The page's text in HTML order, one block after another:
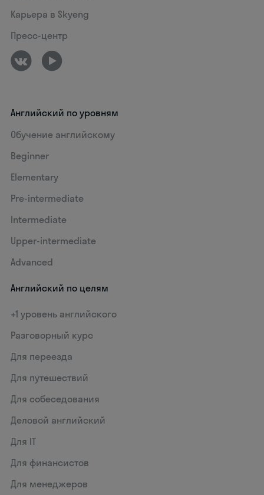
Карьера в Skyeng
Пресс-центр
Английский по уровням
Обучение английскому
Beginner
Elementary
Pre-intermediate
Intermediate
Upper-intermediate
Advanced
Английский по целям
+1 уровень английского
Разговорный курс
Для переезда
Для путешествий
Для собеседования
Деловой английский
Для IT
Для финансистов
Для менеджеров